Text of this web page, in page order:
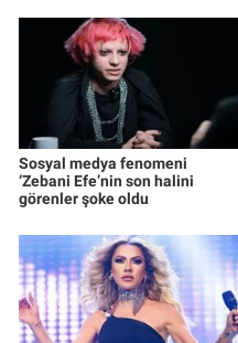
Sosyal medya fenomeni
‘Zebani Efe’nin son halini
görenler şoke oldu